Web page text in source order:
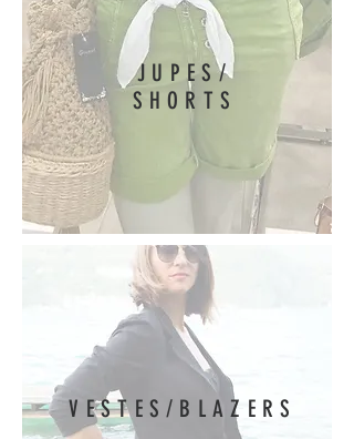
JUPES/
SHORTS
VESTES/BLAZERS